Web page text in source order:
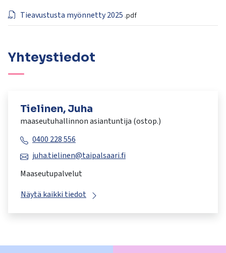
Tieavustusta myönnetty 2025 .pdf
Yhteystiedot
Tielinen, Juha
maaseutuhallinnon asiantuntija (ostop.)
0400 228 556
juha.tielinen@taipalsaari.fi
Maaseutupalvelut
Näytä kaikki tiedot